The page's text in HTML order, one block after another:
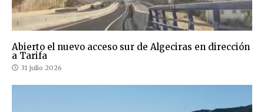
Abierto el nuevo acceso sur de Algeciras en dirección
a Tarifa
31 julio 2026